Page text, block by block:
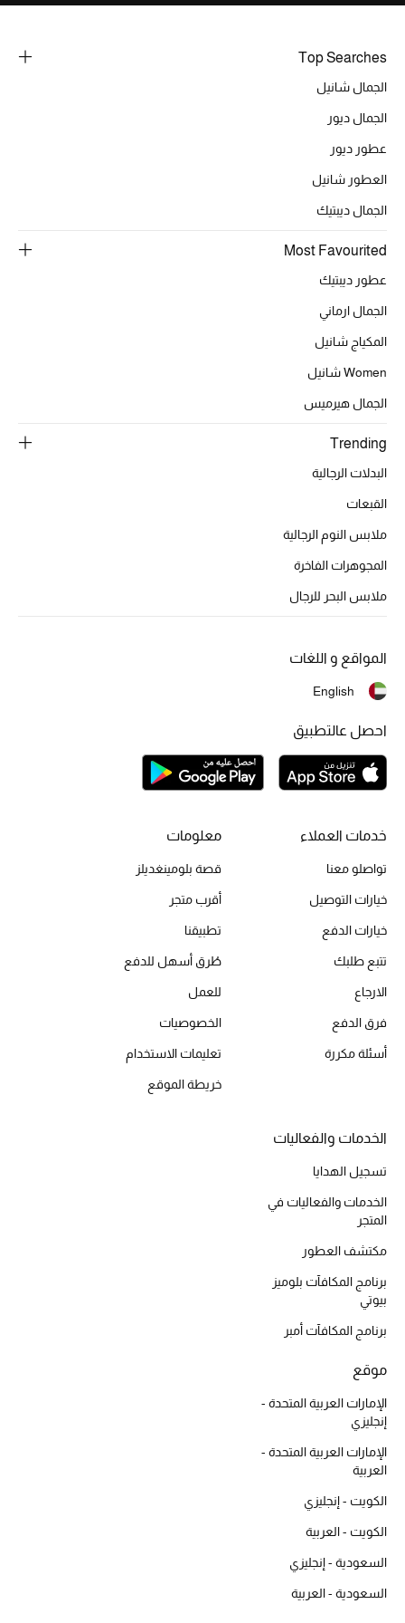
الموسم الجديد
الحقائب النسائية
دليل ملتزمات الحقائب
حقائب رجالية
حقائب الأطفال
أبرز المصممين
أبرز الحقائب
الموسم الجديد
أبرز المصممين
أحذية مختارة
خصومات
جميع مستحضرات الجمال
الجديد في عالم الجمال
العطور
العناية بالبشرة
مستحضرات العناية
مستحضرات الاستحمام والعناية بالجسم
العناية بالشعر
الصحة والعافية
هدايا
مجموعة الجمال
Top Searches
الجمال شانيل
الجمال ديور
عطور ديور
العطور شانيل
الجمال ديبتيك
Most Favourited
عطور ديبتيك
الجمال ارماني
المكياج شانيل
Women شانيل
الجمال هيرميس
Trending
البدلات الرجالية
القبعات
ملابس النوم الرجالية
المجوهرات الفاخرة
ملابس البحر للرجال
خدمات العملاء
تواصلو معنا
خيارات التوصيل
خيارات الدفع
تتبع طلبك
الارجاع
فرق الدفع
أسئلة مكررة
معلومات
قصة بلومينغديلز
أقرب متجر
تطبيقنا
طُرق أسهل للدفع
للعمل
الخصوصيات
تعليمات الاستخدام
خريطة الموقع
الخدمات والفعاليات
تسجيل الهدايا
الخدمات والفعاليات في
المتجر
مكتشف العطور
برنامج المكافآت بلوميز
بيوتي
برنامج المكافآت أمبر
موقع
الإمارات العربية المتحدة -
إنجليزي
الإمارات العربية المتحدة -
العربية
الكويت - إنجليزي
الكويت - العربية
السعودية - إنجليزي
السعودية - العربية
المواقع و اللغات
English
احصل عالتطبيق